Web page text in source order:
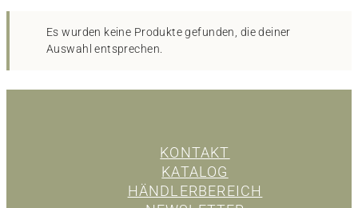
Es wurden keine Produkte gefunden, die deiner
Auswahl entsprechen.
KONTAKT
KATALOG
HÄNDLERBEREICH